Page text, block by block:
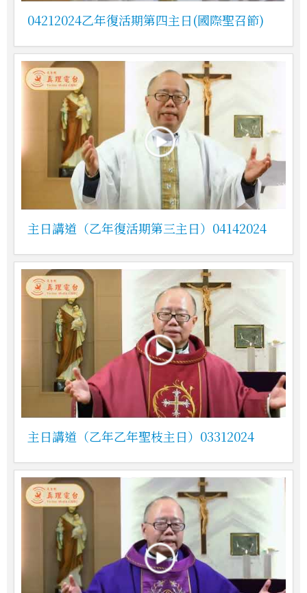
04212024乙年復活期第四主日(國際聖召節)
主日講道（乙年復活期第三主日）04142024
主日講道（乙年乙年聖枝主日）03312024